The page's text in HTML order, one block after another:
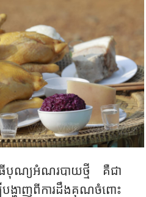
បុណ្យ​អំណរបាយថ្មី គឺ​ជា​
ាញ​ពី​ការ​ដឹង​គុណ​ចំពោះ​